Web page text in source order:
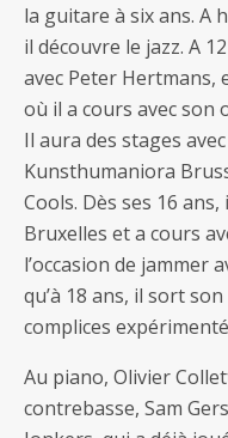
la guitare à six ans. A
il découvre le jazz. A
avec Peter Hertmans,
où il a cours avec son
Il aura des stages
Kunsthumaniora
Cools. Dès ses 16
Bruxelles et a cours
l’occasion de jammer
qu’à 18 ans, il sort
complices
Au piano, Olivier
contrebasse, Sam